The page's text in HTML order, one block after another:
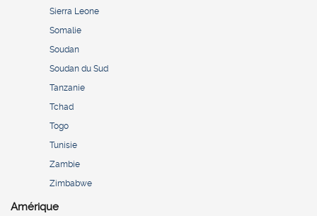
Sierra Leone
Somalie
Soudan
Soudan du Sud
Tanzanie
Tchad
Togo
Tunisie
Zambie
Zimbabwe
Amérique